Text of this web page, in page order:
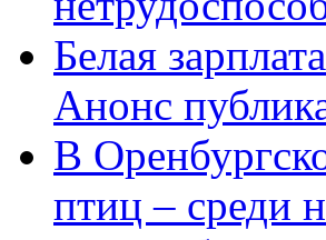
Белая
Анонс
В
птиц – среди